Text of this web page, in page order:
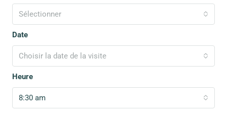
Sélectionner
Date
Choisir la date de la visite
Heure
8:30 am